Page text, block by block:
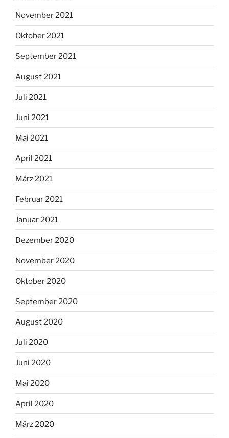
November 2021
Oktober 2021
September 2021
August 2021
Juli 2021
Juni 2021
Mai 2021
April 2021
März 2021
Februar 2021
Januar 2021
Dezember 2020
November 2020
Oktober 2020
September 2020
August 2020
Juli 2020
Juni 2020
Mai 2020
April 2020
März 2020